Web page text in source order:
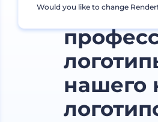
нашего
Would you like to change